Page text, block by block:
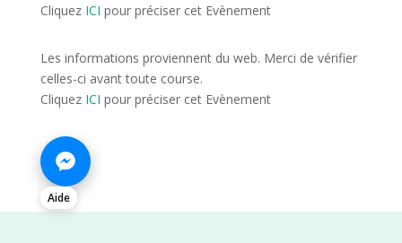
Cliquez ICI pour préciser cet Evènement
Les informations proviennent du web. Merci de vérifier
celles-ci avant toute course.
Cliquez ICI pour préciser cet Evènement
Aide